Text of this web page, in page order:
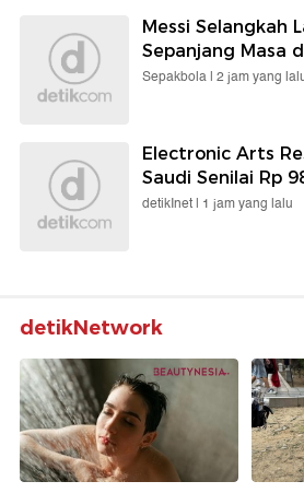
Messi Selangkah
Sepanjang Masa
Sepakbola | 2 jam yang
Electronic Arts
Saudi Senilai Rp
detikInet | 1 jam yang lalu
detikNetwork